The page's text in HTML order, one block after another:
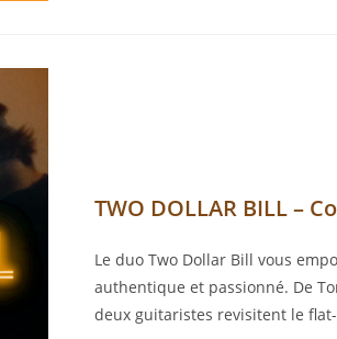
TWO DOLLAR BILL –
Le duo Two Dollar Bill vous
authentique et passionné. De
deux guitaristes revisitent le